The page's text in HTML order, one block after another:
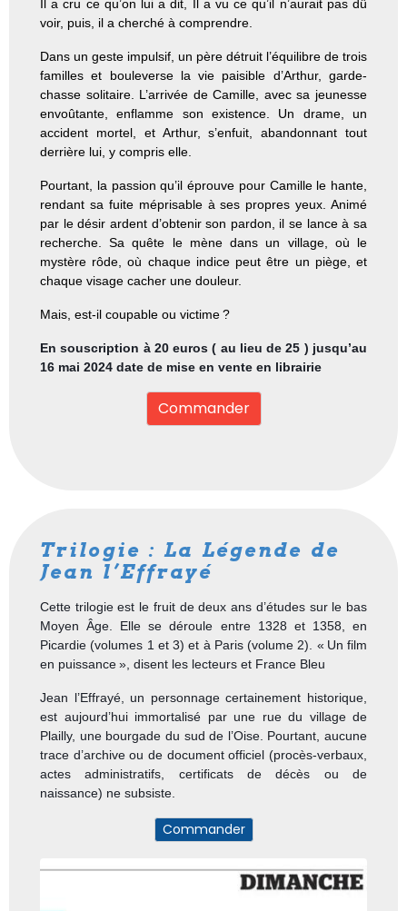
Il a cru ce qu’on lui a dit, Il a vu ce qu’il n’aurait pas dû
voir, puis, il a cherché à comprendre.
Dans un geste impulsif, un père détruit l’équilibre de trois
familles et bouleverse la vie paisible d’Arthur, garde-
chasse solitaire. L’arrivée de Camille, avec sa jeunesse
envoûtante, enflamme son existence. Un drame, un
accident mortel, et Arthur, s’enfuit, abandonnant tout
derrière lui, y compris elle.
Pourtant, la passion qu’il éprouve pour Camille le hante,
rendant sa fuite méprisable à ses propres yeux. Animé
par le désir ardent d’obtenir son pardon, il se lance à sa
recherche. Sa quête le mène dans un village, où le
mystère rôde, où chaque indice peut être un piège, et
chaque visage cacher une douleur.
Mais, est-il coupable ou victime ?
En souscription à 20 euros ( au lieu de 25 ) jusqu’au
16 mai 2024 date de mise en vente en librairie
Commander
Trilogie : La Légende de
Jean l’Effrayé
Cette trilogie est le fruit de deux ans d’études sur le bas
Moyen Âge. Elle se déroule entre 1328 et 1358, en
Picardie (volumes 1 et 3) et à Paris (volume 2). « Un film
en puissance », disent les lecteurs et France Bleu
Jean l’Effrayé, un personnage certainement historique,
est aujourd’hui immortalisé par une rue du village de
Plailly, une bourgade du sud de l’Oise. Pourtant, aucune
trace d’archive ou de document officiel (procès-verbaux,
actes administratifs, certificats de décès ou de
naissance) ne subsiste.
Commander